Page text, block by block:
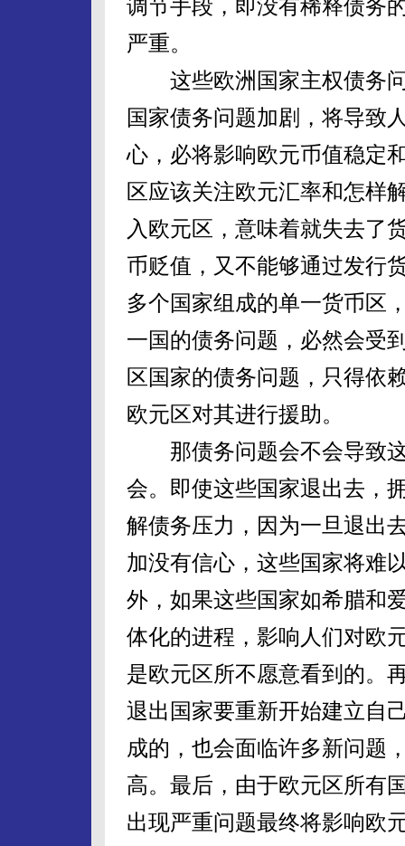
调节手段，即没有稀释债务
严重。
这些欧洲国家主权债务问
国家债务问题加剧，将导致
心，必将影响欧元币值稳定
区应该关注欧元汇率和怎样
入欧元区，意味着就失去了
币贬值，又不能够通过发行
多个国家组成的单一货币区
一国的债务问题，必然会受
区国家的债务问题，只得依
欧元区对其进行援助。
那债务问题会不会导致这
会。即使这些国家退出去，
解债务压力，因为一旦退出
加没有信心，这些国家将难
外，如果这些国家如希腊和
体化的进程，影响人们对欧
是欧元区所不愿意看到的。
退出国家要重新开始建立自
成的，也会面临许多新问题
高。最后，由于欧元区所有
出现严重问题最终将影响欧